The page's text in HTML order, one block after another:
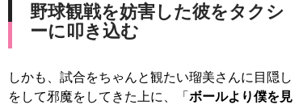
野球観戦を妨害した彼をタクシ
ーに叩き込む
しかも、試合をちゃんと観たい瑠美さんに目隠し
をして邪魔をしてきた上に、「 ボールより僕を見